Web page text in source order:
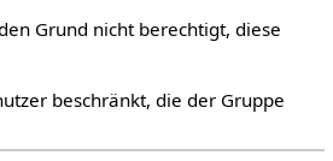
Grund nicht berechtigt, diese
beschränkt, die der Gruppe